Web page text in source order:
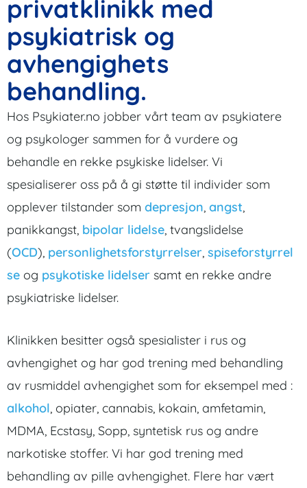
privatklinikk med
psykiatrisk og
avhengighets
behandling.
Hos Psykiater.no jobber vårt team av psykiatere
og psykologer sammen for å vurdere og
behandle en rekke psykiske lidelser. Vi
spesialiserer oss på å gi støtte til individer som
opplever tilstander som depresjon, angst,
panikkangst, bipolar lidelse, tvangslidelse
(OCD), personlighetsforstyrrelser, spiseforstyrrel
se og psykotiske lidelser samt en rekke andre
psykiatriske lidelser.
Klinikken besitter også spesialister i rus og
avhengighet og har god trening med behandling
av rusmiddel avhengighet som for eksempel med :
alkohol, opiater, cannabis, kokain, amfetamin,
MDMA, Ecstasy, Sopp, syntetisk rus og andre
narkotiske stoffer. Vi har god trening med
behandling av pille avhengighet. Flere har vært